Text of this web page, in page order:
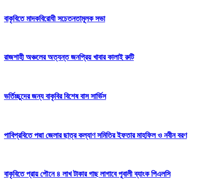
বাকৃবিতে মাদকবিরোধী সচেতনতামূলক সভা
রাজশাহী অঞ্চলের অত্যন্ত জনপ্রিয় খাবার কালাই রুটি
ভর্তিচ্ছুদের জন্য বাকৃবির বিশেষ বাস সার্ভিস
পাবিপ্রবিতে পদ্মা জেলার ছাত্র কল্যাণ সমিতির ইফতার মাহফিল ও নবীন বরণ
বাকৃবিতে প্রায় পৌনে ৪ লাখ টাকার গাছ লাগাবে পূবালী ব্যাংক পিএলসি